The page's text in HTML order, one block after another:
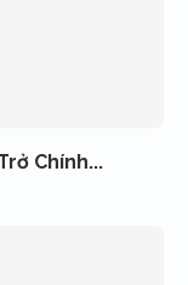
Chính...